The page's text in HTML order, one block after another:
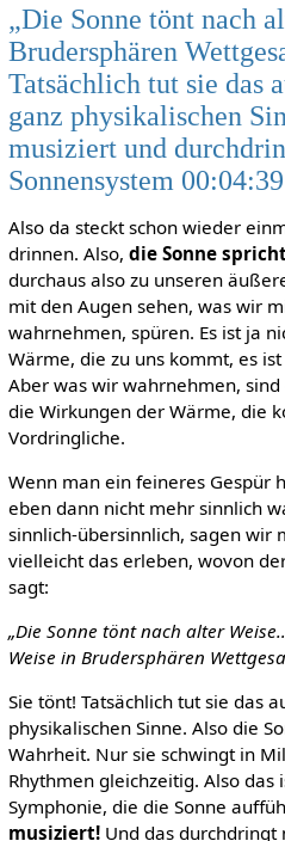
„Die Sonne tönt nach
Brudersphären
Tatsächlich tut sie das
ganz physikalischen
musiziert und
Sonnensystem 00:04:39
Also da steckt schon wieder
drinnen. Also, die Sonne
durchaus also zu unseren
mit den Augen sehen, was wir
wahrnehmen, spüren. Es ist ja
Wärme, die zu uns kommt, es
Aber was wir wahrnehmen, sind
die Wirkungen der Wärme, die
Vordringliche.
Wenn man ein feineres Gespür
eben dann nicht mehr sinnlich
sinnlich-übersinnlich, sagen wir
vielleicht das erleben, wovon
sagt:
„Die Sonne tönt nach alter
Weise in Brudersphären
Sie tönt! Tatsächlich tut sie das
physikalischen Sinne. Also die
Wahrheit. Nur sie schwingt in
Rhythmen gleichzeitig. Also das
Symphonie, die die Sonne
musiziert!Und das durchdringt